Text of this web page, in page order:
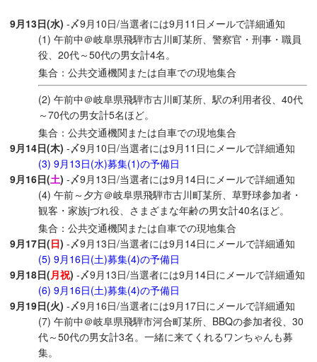
9月13日(水) -〆9月10日/当選者には9月11日メールで詳細通知
(1) 午前中＠岐阜県飛騨市古川町某所、警察官・刑事・職員
役、20代～50代の男女計4名。
集合：公共交通機関または自車での現地集合
(2) 午前中＠岐阜県飛騨市古川町某所、駅の利用者役、40代
～70代の男女計5名ほど。
集合：公共交通機関または自車での現地集合
9月14日(木) -〆9月10日/当選者には9月11日にメールで詳細通知
(3) 9月13日(水)募集(1)の予備日
9月16日(土) -〆9月13日/当選者には9月14日にメールで詳細通知
(4) 午前～夕方＠岐阜県飛騨市古川町某所、草野球参加者・
観客・家族jづれ役、さまざまな年齢の男女計40名ほど。
集合：公共交通機関または自車での現地集合
9月17日(日) -〆9月13日/当選者には9月14日にメールで詳細通知
(5) 9月16日(土)募集(4)の予備日
9月18日(月祝) -〆9月13日/当選者には9月14日にメールで詳細通知
(6) 9月16日(土)募集(4)の予備日
9月19日(火) -〆9月16日/当選者には9月17日にメールで詳細通知
(7) 午前中＠岐阜県飛騨市河合町某所、BBQの参加者役、30
代～50代の男女計3名。一緒に来てくれるワンちゃんも募
集。